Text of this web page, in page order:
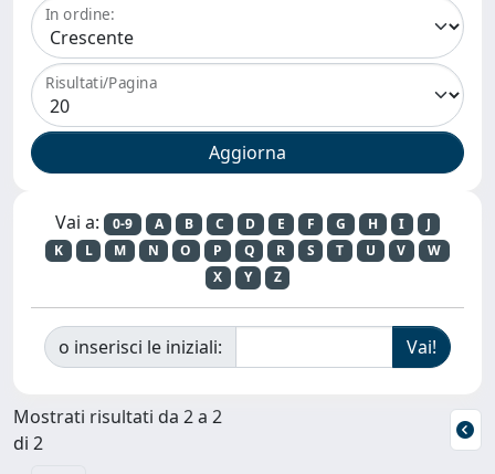
In ordine:
Risultati/Pagina
Vai a: 0-9 A B C D E F G H I
J
K
L M N O P Q R S T U V
W
X
Y Z
o inserisci le iniziali:
Mostrati risultati da 2 a 2
di 2